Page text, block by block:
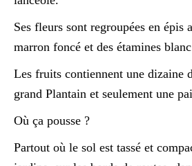
Ses fleurs sont regroupées en épis
marron foncé et des étamines
Les fruits contiennent une dizaine
grand Plantain et seulement une
Où ça pousse ?
Partout où le sol est tassé et